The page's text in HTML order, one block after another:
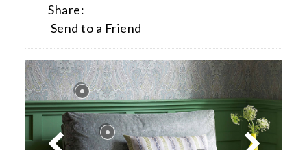
Share:
Send to a Friend